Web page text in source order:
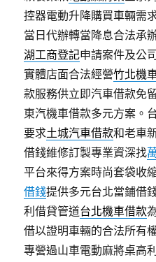
控器電動升降購買車輛需
當日代辦轉當降息合法承
湖工商登記申請案件及公
實體店面合法經營竹北機
款服務供立即汽車借款免
東汽機車借款多元方案。
要求土城汽車借款和老車
借錢維修訂製專業資深找
平台來得方案時尚套袋收
借錢提供多元台北當鋪借
利借貸管道台北機車借款
借以證明車輛的合法所有
專營過山車電動麻將桌高